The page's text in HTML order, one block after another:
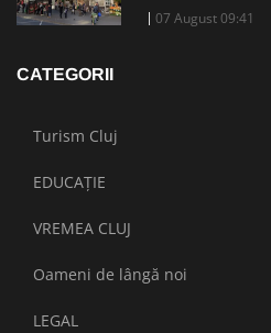
07 August 09:41
CATEGORII
Turism Cluj
EDUCAȚIE
VREMEA CLUJ
Oameni de lângă noi
LEGAL